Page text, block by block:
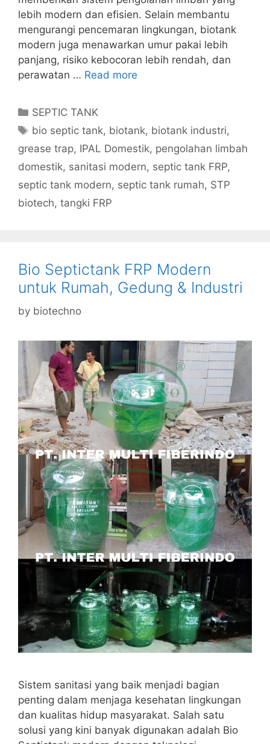
lebih modern dan efisien. Selain membantu
mengurangi pencemaran lingkungan, biotank
modern juga menawarkan umur pakai lebih
panjang, risiko kebocoran lebih rendah, dan
perawatan … Read more
Categories
SEPTIC TANK
Tags
bio septic tank, biotank, biotank industri,
grease trap, IPAL Domestik, pengolahan limbah
domestik, sanitasi modern, septic tank FRP,
septic tank modern, septic tank rumah, STP
biotech, tangki FRP
Bio Septictank FRP Modern
untuk Rumah, Gedung & Industri
by biotechno
Sistem sanitasi yang baik menjadi bagian
penting dalam menjaga kesehatan lingkungan
dan kualitas hidup masyarakat. Salah satu
solusi yang kini banyak digunakan adalah Bio